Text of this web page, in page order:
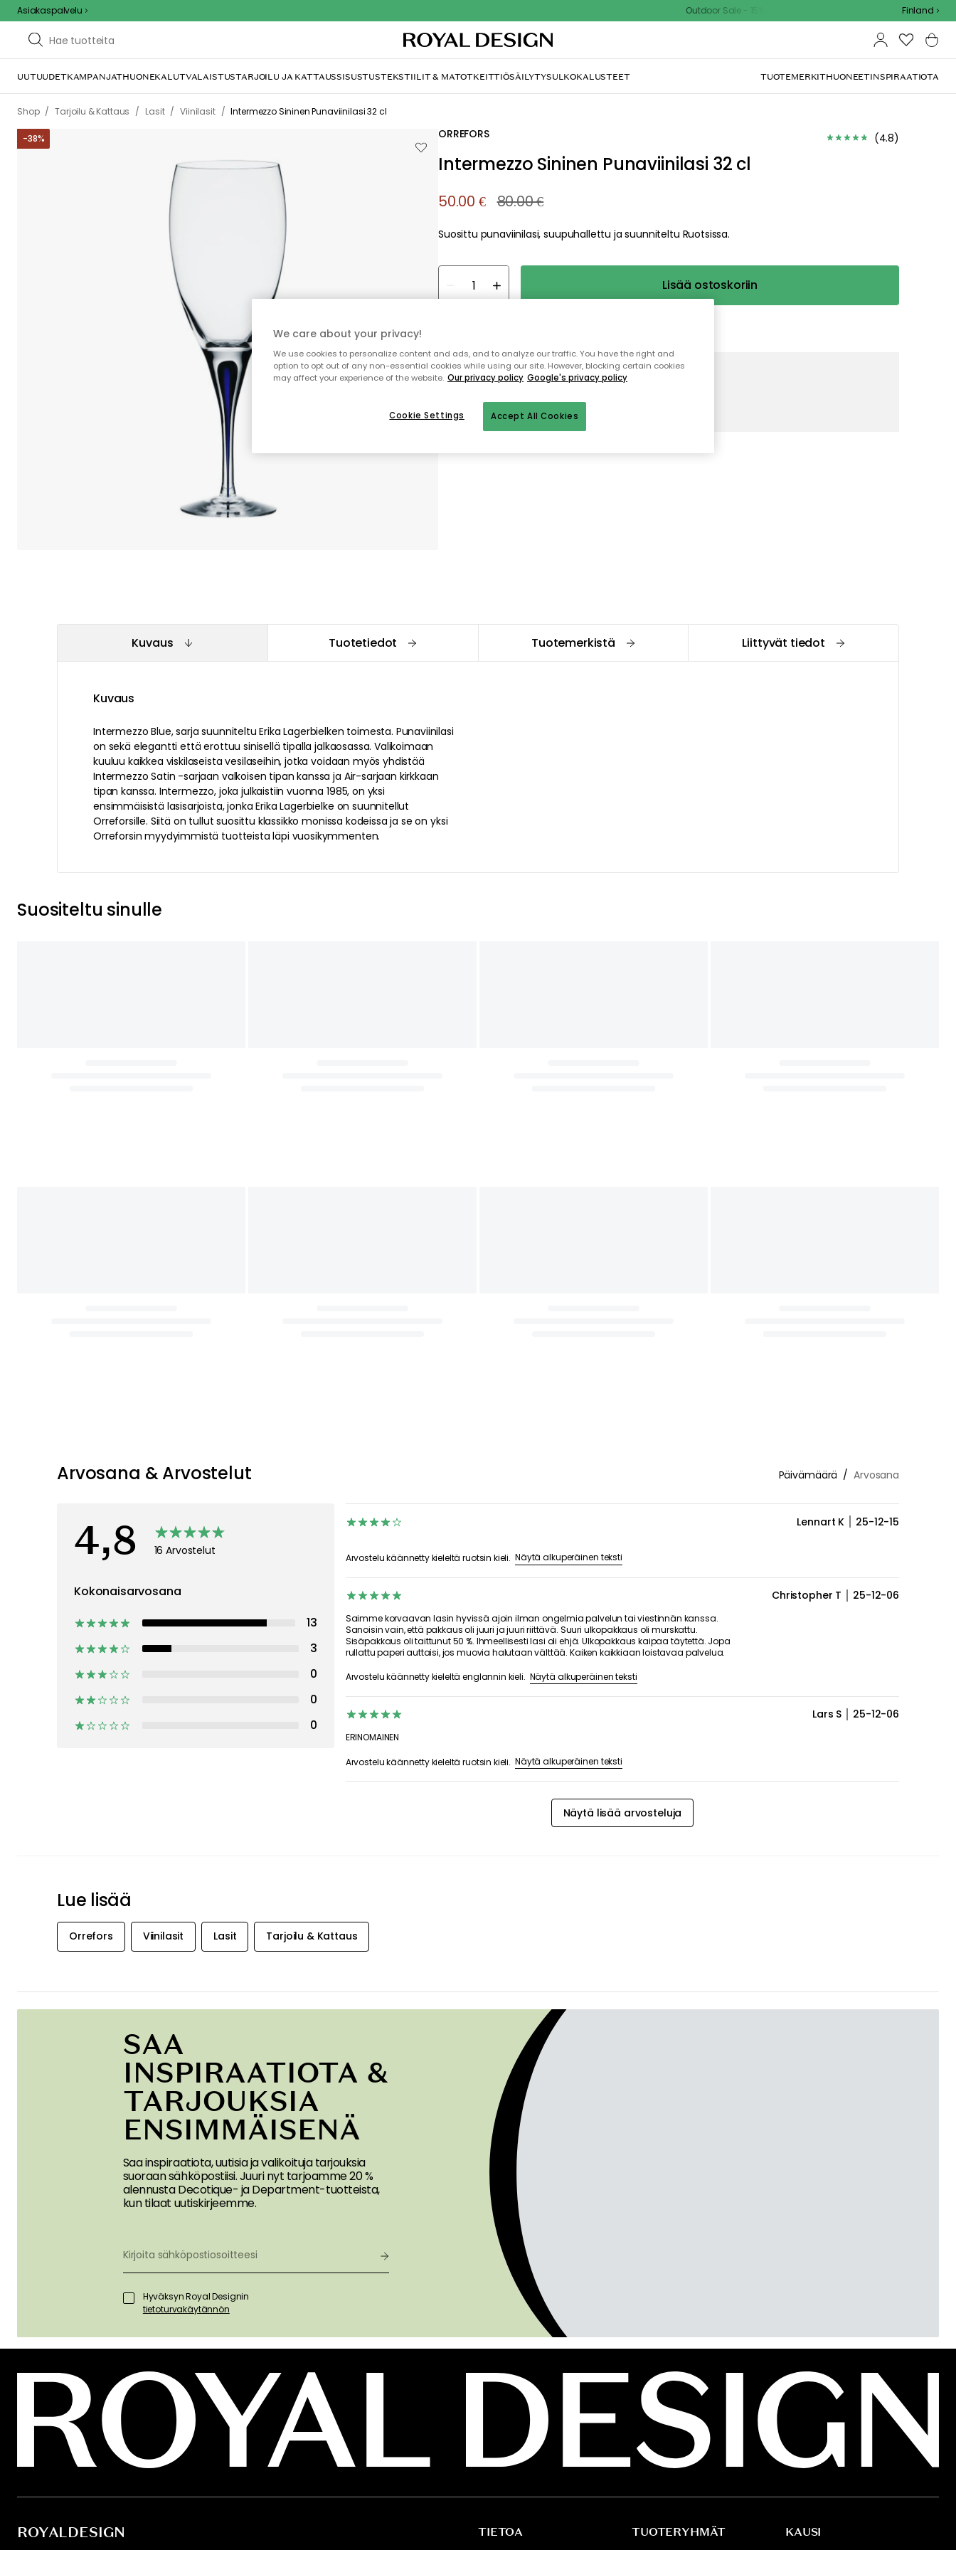
Asiakaspalvelu Outdoor Sale - 15% EXTRA alennus koodilla
Finland
UUTUUDETKAMPANJATHUONEKALUTVALAISTUSTARJOILU JA KATTAUSSISUSTUSTEKSTIILIT & MATOTKEITTIÖSÄILYTYSULKOKALUSTEET TUOTEMERKITHUONEETINSPIRAATIOTA
Emme valitettavasti löydä
etsimääsi sivua
Tämä voi johtua siitä, että sivua ei enää ole tai siitä, että se on siirretty muualle. Pahoittelemme
tästä mahdollisesti aiheutunutta häiriötä. Voit kokeilla uudelleen yllä olevasta valikosta tai
Takaisin aloitussivulle
We care about your privacy!
We use cookies to personalize content and ads, and to analyze our traffic. You have the right and
option to opt out of any non-essential cookies while using our site. However, blocking certain cookies
may affect your experience of the website. Our privacy policy Google's privacy policy
Accept All Cookies
Cookie Settings